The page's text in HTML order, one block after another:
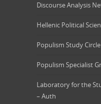
Discourse Analysis
Hellenic Political
Populism Study Circle
Populism Specialist
Laboratory for the
– Auth